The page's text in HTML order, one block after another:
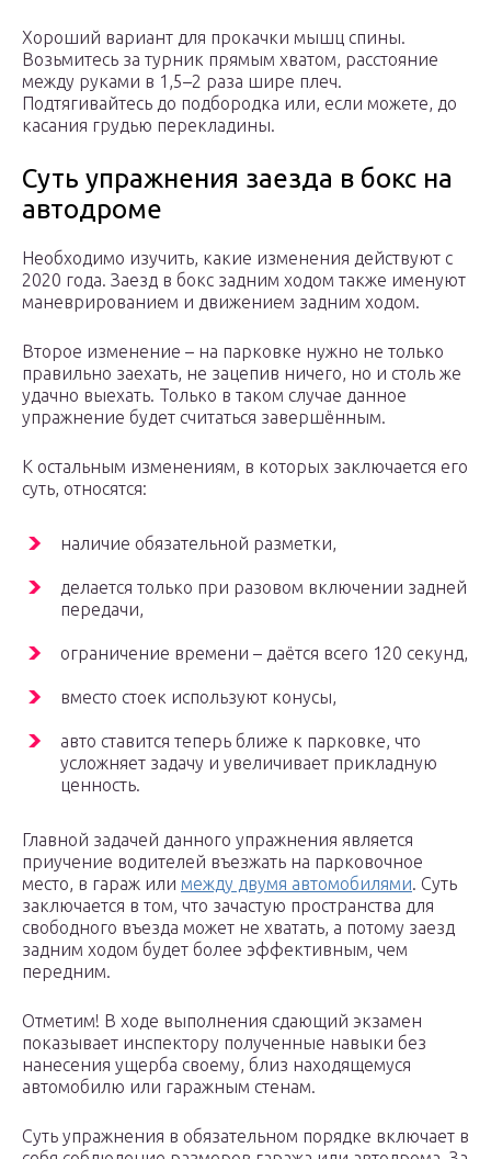
Хороший вариант для прокачки мышц спины.
Возьмитесь за турник прямым хватом, расстояние
между руками в 1,5–2 раза шире плеч.
Подтягивайтесь до подбородка или, если можете, до
касания грудью перекладины.
Суть упражнения заезда в бокс на
автодроме
Необходимо изучить, какие изменения действуют с
2020 года. Заезд в бокс задним ходом также именуют
маневрированием и движением задним ходом.
Второе изменение – на парковке нужно не только
правильно заехать, не зацепив ничего, но и столь же
удачно выехать. Только в таком случае данное
упражнение будет считаться завершённым.
К остальным изменениям, в которых заключается его
суть, относятся:
наличие обязательной разметки,
делается только при разовом включении задней
передачи,
ограничение времени – даётся всего 120 секунд,
вместо стоек используют конусы,
авто ставится теперь ближе к парковке, что
усложняет задачу и увеличивает прикладную
ценность.
Главной задачей данного упражнения является
приучение водителей въезжать на парковочное
место, в гараж или между двумя автомобилями. Суть
заключается в том, что зачастую пространства для
свободного въезда может не хватать, а потому заезд
задним ходом будет более эффективным, чем
передним.
Отметим! В ходе выполнения сдающий экзамен
показывает инспектору полученные навыки без
нанесения ущерба своему, близ находящемуся
автомобилю или гаражным стенам.
Суть упражнения в обязательном порядке включает в